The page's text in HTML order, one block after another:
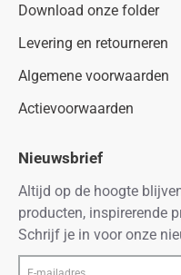
Download onze folder
Levering en retourneren
Algemene voorwaarden
Actievoorwaarden
Nieuwsbrief
Altijd op de hoogte
producten, inspirerende
Schrijf je in voor onze